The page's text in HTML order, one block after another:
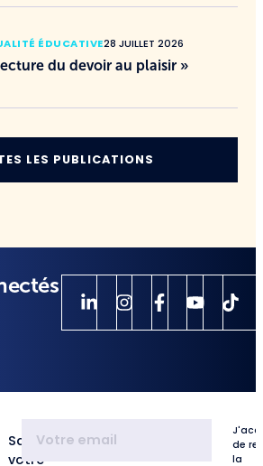
ÉDUCATIVE28 JUILLET 2026
du devoir au plaisir »
LES PUBLICATIONS
Saisissez
votre
de
la